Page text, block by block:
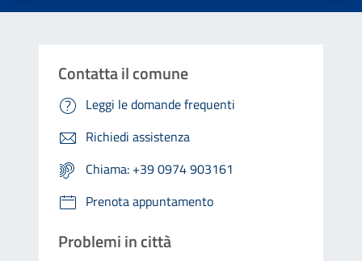
Contatta il comune
Leggi le domande frequenti
Richiedi assistenza
Chiama: +39 0974 903161
Prenota appuntamento
Problemi in città